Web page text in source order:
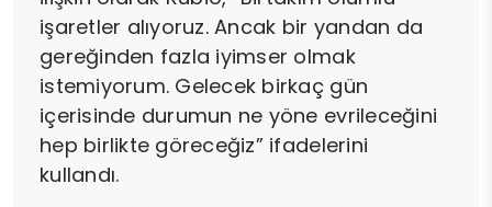
işaretler alıyoruz. Ancak bir yandan da
gereğinden fazla iyimser olmak
istemiyorum. Gelecek birkaç gün
içerisinde durumun ne yöne evrileceğini
hep birlikte göreceğiz” ifadelerini
kullandı.